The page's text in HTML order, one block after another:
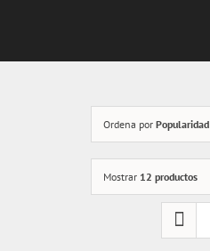
Ordena por Popularidad
Mostrar 12 productos